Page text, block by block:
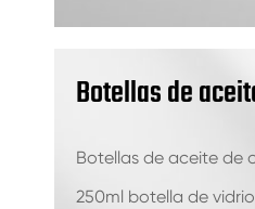
Botellas de
Botellas de aceite de
250ml botella de